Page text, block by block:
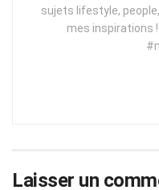
sujets lifestyle,
mes inspirations
Laisser un